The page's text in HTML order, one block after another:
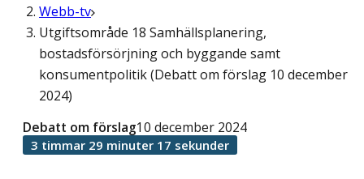
Webb-tv
Utgiftsområde 18 Samhällsplanering,
bostadsförsörjning och byggande samt
konsumentpolitik (Debatt om förslag 10 december
2024)
Debatt om förslag10 december 2024
3 timmar 29 minuter 17 sekunder